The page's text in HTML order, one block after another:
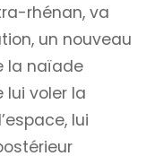
rhénan, va
un nouveau
la naïade
lui voler la
lui